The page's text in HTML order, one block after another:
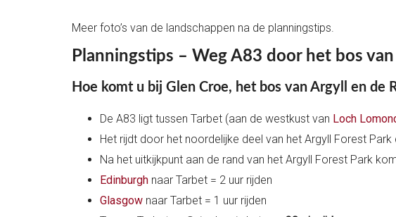
Meer foto’s van de landschappen na de planningstips.
Planningstips – Weg A83 door het bos van
Hoe komt u bij Glen Croe, het bos van Argyll en de
De A83 ligt tussen Tarbet (aan de westkust van Loch
Het rijdt door het noordelijke deel van het Argyll Forest Park
Na het uitkijkpunt aan de rand van het Argyll Forest Park
Edinburgh naar Tarbet = 2 uur rijden
Glasgow naar Tarbet = 1 uur rijden